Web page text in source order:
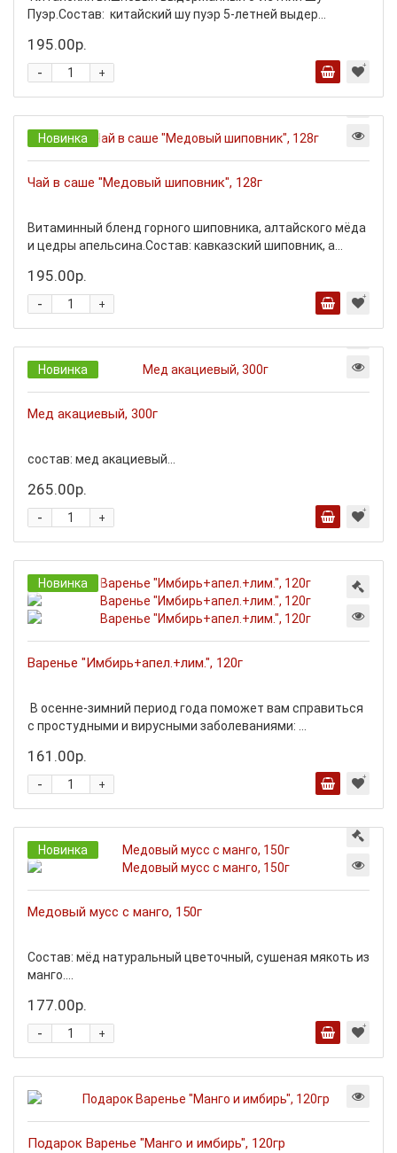
Пуэр.Состав: китайский шу пуэр 5-летней выдер...
195.00р.
+
-
Новинка
Чай в саше "Медовый шиповник", 128г
Витаминный бленд горного шиповника, алтайского мёда
и цедры апельсина.Состав: кавказский шиповник, а...
195.00р.
+
-
Новинка
Мед акациевый, 300г
состав: мед акациевый...
265.00р.
+
-
Новинка
Варенье "Имбирь+апел.+лим.", 120г
В осенне-зимний период года поможет вам справиться
с простудными и вирусными заболеваниями: ...
161.00р.
+
-
Новинка
Медовый мусс с манго, 150г
Состав: мёд натуральный цветочный, сушеная мякоть из
манго....
177.00р.
+
-
Подарок Варенье "Манго и имбирь", 120гр